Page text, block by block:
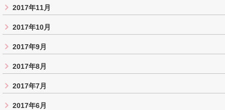
2017年11月
2017年10月
2017年9月
2017年8月
2017年7月
2017年6月